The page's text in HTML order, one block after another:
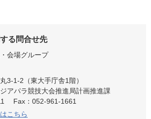
る問合せ先
会場グループ
3-1-2（東大手庁舎1階）
アパラ競技大会推進局計画推進課
Fax：052-961-1661
こちら